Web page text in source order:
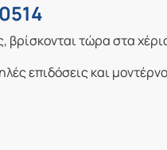
βρίσκονται τώρα στα
επιδόσεις και